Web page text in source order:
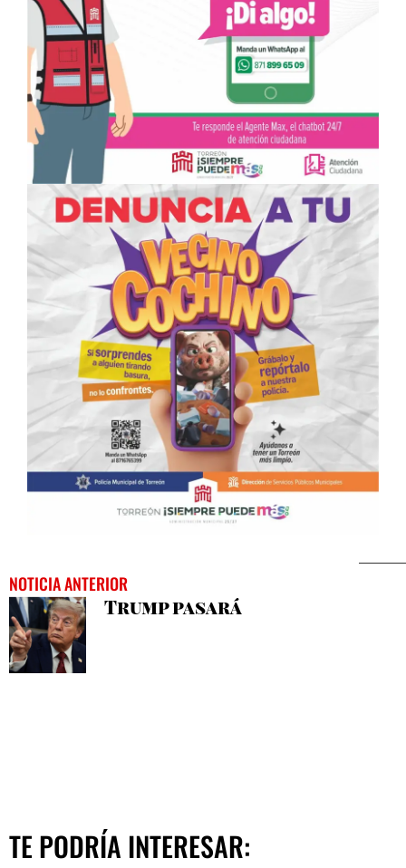
NOTICIA ANTERIOR
Trump pasará
TE PODRÍA INTERESAR: